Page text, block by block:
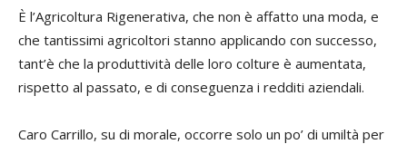
È l’Agricoltura Rigenerativa, che non è affatto una moda, e
che tantissimi agricoltori stanno applicando con successo,
tant’è che la produttività delle loro colture è aumentata,
rispetto al passato, e di conseguenza i redditi aziendali.
Caro Carrillo, su di morale, occorre solo un po’ di umiltà per